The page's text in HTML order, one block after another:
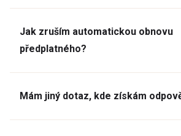
Jak zruším automatickou obnovu
předplatného?
Mám jiný dotaz, kde získám